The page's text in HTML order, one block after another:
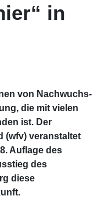
in
von Nachwuchs-
die mit vielen
ist. Der
(wfv) veranstaltet
Auflage des
des
diese